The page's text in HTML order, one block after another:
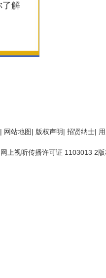
了解
| 网站地图| 版权声明| 招贤纳士|
上视听传播许可证 1103013 2